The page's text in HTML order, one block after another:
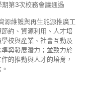
第3次校務會議通過
源維護與再生能源推廣工
約、資源利用、人才培
校與產業、社會互動及
與發展潛力；並致力於
的推動與人才的培育，